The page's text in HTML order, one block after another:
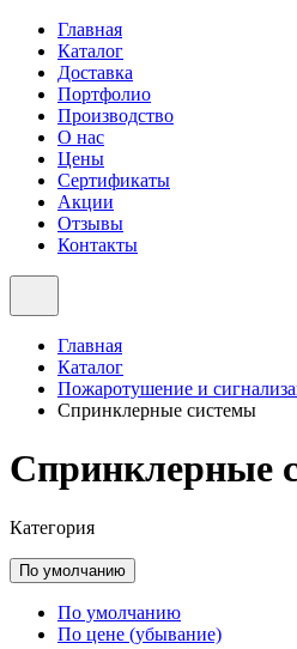
Главная
Каталог
Доставка
Портфолио
Производство
О нас
Цены
Сертификаты
Акции
Отзывы
Контакты
Главная
Каталог
Пожаротушение и
Спринклерные системы
Спринклерные
Категория
По умолчанию
По умолчанию
По цене (убывание)